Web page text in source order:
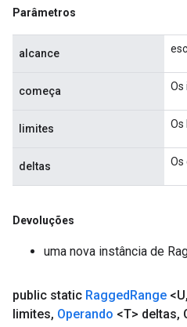
Parâmetros
alcance
começa Os
limites Os
deltas Os
Devoluções
uma nova instância de
public static RaggedRange <U,
limites, Operando <T> deltas,